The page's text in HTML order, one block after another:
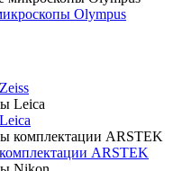
Olympus
ARSTEK